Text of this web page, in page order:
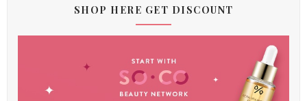
SHOP HERE GET DISCOUNT